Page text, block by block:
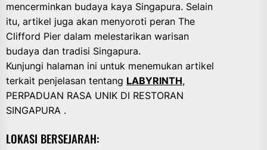
mencerminkan budaya kaya Singapura. Selain
itu, artikel juga akan menyoroti peran The
Clifford Pier dalam melestarikan warisan
budaya dan tradisi Singapura.
Kunjungi halaman ini untuk menemukan artikel
terkait penjelasan tentang LABYRINTH,
PERPADUAN RASA UNIK DI RESTORAN
SINGAPURA .
LOKASI BERSEJARAH: